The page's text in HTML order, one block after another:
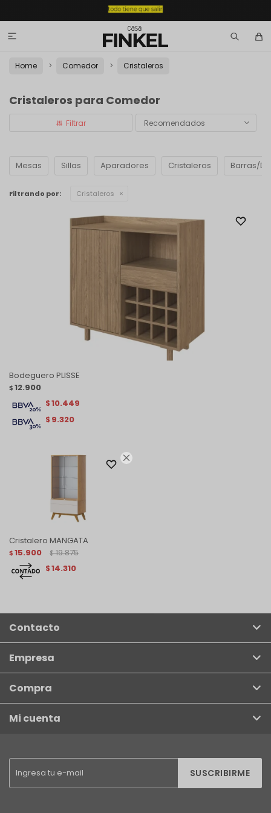


Home Comedor Cristaleros
Cristaleros para Comedor
Recomendados
Mesas Sillas Aparadores Cristaleros Barras/
Filtrando por: Cristaleros
Bodeguero PLISSE
$ 12.900
$ 9.320
$10.449
Cristalero MANGATA
$ 15.900 $ 19.875
$14.310
SUSCRIBIRME
Contacto
Empresa
Compra
Mi cuenta